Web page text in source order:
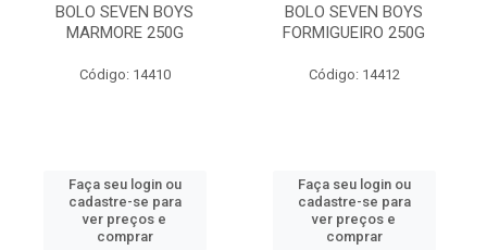
BOLO SEVEN BOYS
MARMORE 250G
Código: 14410
Faça seu login ou
cadastre-se para
ver preços e
comprar
BOLO SEVEN BOYS
FORMIGUEIRO 250G
Código: 14412
Faça seu login ou
cadastre-se para
ver preços e
comprar